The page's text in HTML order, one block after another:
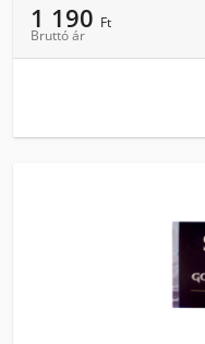
1 190 Ft
Bruttó ár